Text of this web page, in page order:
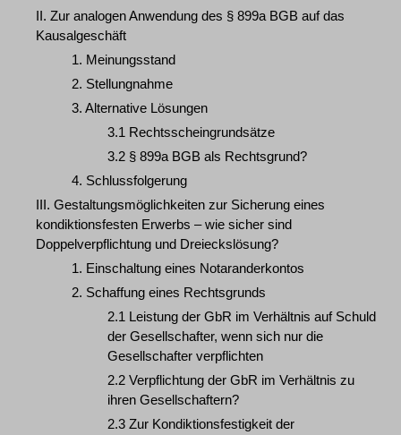
II. Zur analogen Anwendung des § 899a BGB auf das
Kausalgeschäft
1. Meinungsstand
2. Stellungnahme
3. Alternative Lösungen
3.1 Rechtsscheingrundsätze
3.2 § 899a BGB als Rechtsgrund?
4. Schlussfolgerung
III. Gestaltungsmöglichkeiten zur Sicherung eines
kondiktionsfesten Erwerbs – wie sicher sind
Doppelverpflichtung und Dreieckslösung?
1. Einschaltung eines Notaranderkontos
2. Schaffung eines Rechtsgrunds
2.1 Leistung der GbR im Verhältnis auf Schuld
der Gesellschafter, wenn sich nur die
Gesellschafter verpflichten
2.2 Verpflichtung der GbR im Verhältnis zu
ihren Gesellschaftern?
2.3 Zur Kondiktionsfestigkeit der